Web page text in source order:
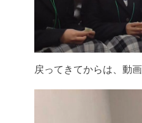
戻ってきてからは、動